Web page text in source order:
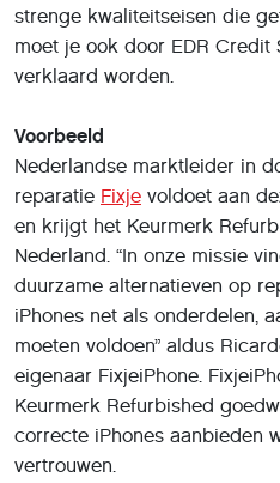
strenge kwaliteitseisen die
moet je ook door EDR Credit
verklaard worden.
Voorbeeld
Nederlandse marktleider in
reparatie Fixje voldoet aan
en krijgt het Keurmerk
Nederland. “In onze missie
duurzame alternatieven op
iPhones net als onderdelen,
moeten voldoen” aldus
eigenaar FixjeiPhone.
Keurmerk Refurbished
correcte iPhones aanbieden
vertrouwen.